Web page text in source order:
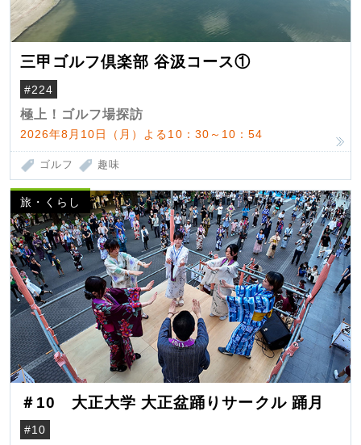
三甲ゴルフ倶楽部 谷汲コース①
#224
極上！ゴルフ場探訪
2026年8月10日（月）よる10：30～10：54
ゴルフ 趣味
旅・くらし
＃10 大正大学 大正盆踊りサークル 踊月
#10